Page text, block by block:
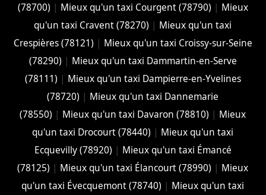
(78700) | Mieux qu'un taxi Courgent (78790) | Mieux
qu'un taxi Cravent (78270) | Mieux qu'un taxi
Crespières (78121) | Mieux qu'un taxi Croissy-sur-Seine
(78290) | Mieux qu'un taxi Dammartin-en-Serve
(78111) | Mieux qu'un taxi Dampierre-en-Yvelines
(78720) | Mieux qu'un taxi Dannemarie
(78550) | Mieux qu'un taxi Davaron (78810) | Mieux
qu'un taxi Drocourt (78440) | Mieux qu'un taxi
Ecquevilly (78920) | Mieux qu'un taxi Émancé
(78125) | Mieux qu'un taxi Élancourt (78990) | Mieux
qu'un taxi Évecquemont (78740) | Mieux qu'un taxi